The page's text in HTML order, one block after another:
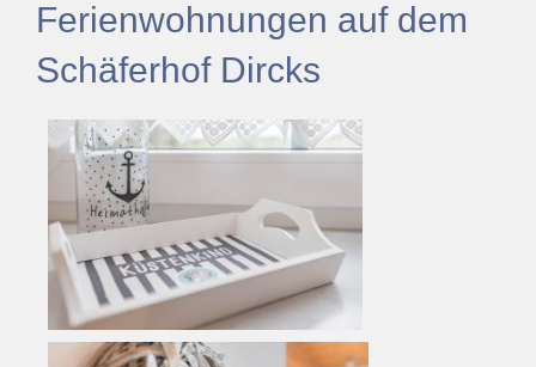
Ferienwohnungen auf dem
Schäferhof Dircks